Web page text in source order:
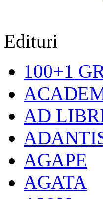
Edituri
100+1
AD
AGAPE
AGATA